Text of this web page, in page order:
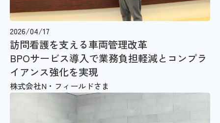
2026/04/17
訪問看護を支える車両管理改革
BPOサービス導入で業務負担軽減とコンプラ
イアンス強化を実現
株式会社N・フィールドさま